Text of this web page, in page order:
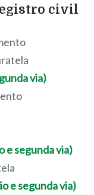
civil
via)
e segunda via)
e segunda via)